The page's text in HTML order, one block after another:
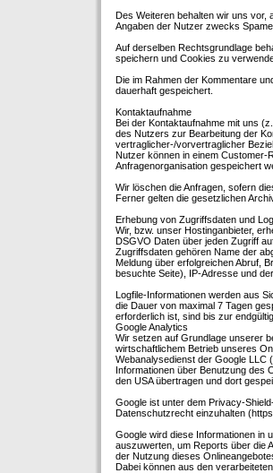
Des Weiteren behalten wir uns vor,
Angaben der Nutzer zwecks
Auf derselben Rechtsgrundlage
speichern und Cookies zu
Die im Rahmen der Kommentare
dauerhaft gespeichert.
Kontaktaufnahme
Bei der Kontaktaufnahme mit uns
des Nutzers zur Bearbeitung der
vertraglicher-/vorvertraglicher
Nutzer können in einem Customer-
Anfragenorganisation gespeichert
Wir löschen die Anfragen, sofern
Ferner gelten die gesetzlichen
Erhebung von Zugriffsdaten und
Wir, bzw. unser Hostinganbieter,
DSGVO Daten über jeden Zugriff
Zugriffsdaten gehören Name der
Meldung über erfolgreichen Abruf,
besuchte Seite), IP-Adresse und
Logfile-Informationen werden aus
die Dauer von maximal 7 Tagen
erforderlich ist, sind bis zur
Google Analytics
Wir setzen auf Grundlage unserer
wirtschaftlichem Betrieb unseres
Webanalysedienst der Google LLC
Informationen über Benutzung des
den USA übertragen und dort
Google ist unter dem Privacy-
Datenschutzrecht einzuhalten
Google wird diese Informationen in
auszuwerten, um Reports über die
der Nutzung dieses
Dabei können aus den